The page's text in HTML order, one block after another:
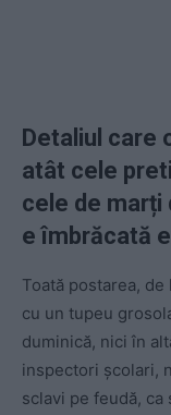
Detaliul care
atât cele
cele de marți
e îmbrăcată
Toată postarea,
cu un tupeu
duminică, nici în
inspectori școlari,
sclavi pe feudă, ca